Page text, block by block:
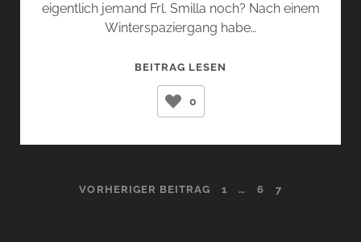
eigentlich jemand Frl. Smilla noch? Nach einem
Winterspaziergang habe…
BEITRAG LESEN
SCHNEE
0
SEITENNUMMERIERUNG
VORHERIGER BEITRAG 1 … 6 7